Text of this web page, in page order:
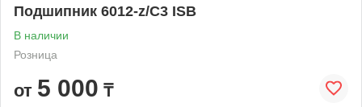
Подшипник 6012-z/C3 ISB
В наличии
Розница
от 5 000 ₸